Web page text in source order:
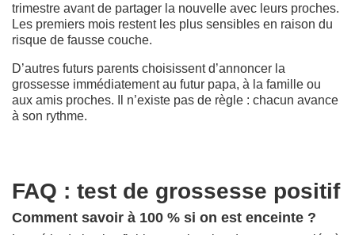
trimestre avant de partager la nouvelle avec leurs proches.
Les premiers mois restent les plus sensibles en raison du
risque de fausse couche.
D’autres futurs parents choisissent d’annoncer la
grossesse immédiatement au futur papa, à la famille ou
aux amis proches. Il n’existe pas de règle : chacun avance
à son rythme.
FAQ : test de grossesse positif
Comment savoir à 100 % si on est enceinte ?